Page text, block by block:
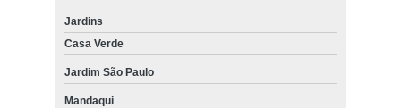
Jardins
Casa Verde
Jardim São Paulo
Mandaqui